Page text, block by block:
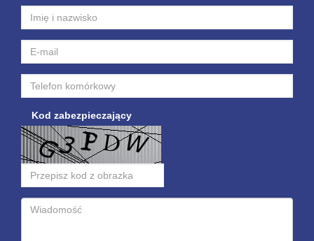
Kod zabezpieczający